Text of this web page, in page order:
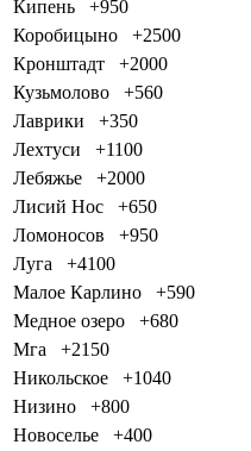
Кипень
+950
Коробицыно
+2500
Кронштадт
+2000
Кузьмолово
+560
Лаврики
+350
Лехтуси
+1100
Лебяжье
+2000
Лисий Нос
+650
Ломоносов
+950
Луга
+4100
Малое Карлино
+590
Медное озеро
+680
Мга
+2150
Никольское
+1040
Низино
+800
Новоселье
+400